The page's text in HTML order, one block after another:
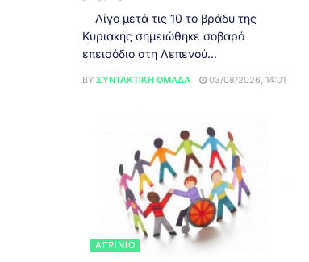
Λίγο μετά τις 10 το βράδυ της
Κυριακής σημειώθηκε σοβαρό
επεισόδιο στη Λεπενού...
BY ΣΥΝΤΑΚΤΙΚΉ ΟΜΆΔΑ 03/08/2026, 14:01
ΑΓΡΊΝΙΟ